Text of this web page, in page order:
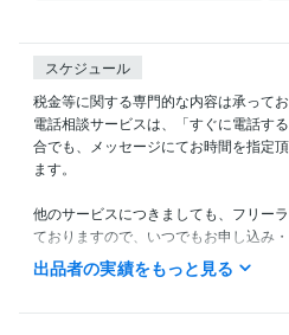
スケジュール
税金等に関する専門的な内容は承って
電話相談サービスは、「すぐに電話す
合でも、メッセージにてお時間を指定
ます。
他のサービスにつきましても、フリー
ておりますので、いつでもお申し込み
ばと思います。
曜日・時間帯問わずなるべく遅くとも6
出品者の実績をもっと見る